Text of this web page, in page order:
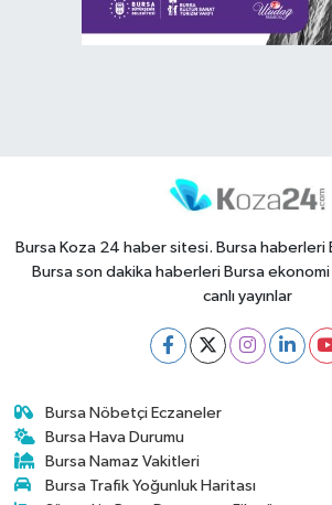
Bursa Koza 24 haber sitesi. Bursa haberleri
Bursa son dakika haberleri Bursa
canlı yayınlar
Bursa Nöbetçi Eczaneler
Bursa Hava Durumu
Bursa Namaz Vakitleri
Bursa Trafik Yoğunluk Haritası